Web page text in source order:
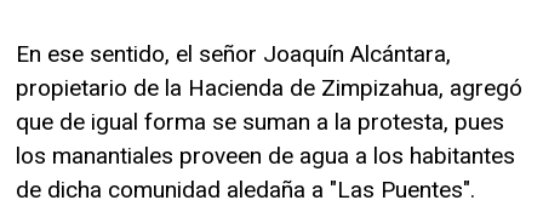
En ese sentido, el señor Joaquín Alcántara,
propietario de la Hacienda de Zimpizahua, agregó
que de igual forma se suman a la protesta, pues
los manantiales proveen de agua a los habitantes
de dicha comunidad aledaña a "Las Puentes".